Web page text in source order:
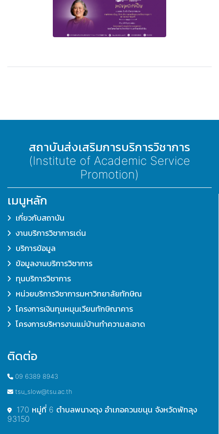
สถาบันส่งเสริมการบริการวิชาการ
(Institute of Academic Service
Promotion)
เมนูหลัก
เกี่ยวกับสถาบัน
งานบริการวิชาการเด่น
บริการข้อมูล
ข้อมูลงานบริการวิชาการ
ทุนบริการวิชาการ
หน่วยบริการวิชาการมหาวิทยาลัยทักษิณ
โครงการเงินทุนหมุนเวียนทักษิณาคาร
โครงการบริหารงานแม่บ้านทำความสะอาด
ติดต่อ
09 6389 8943
tsu_slow@tsu.ac.th
170 หมู่ที่ 6 ตำบลพนางตุง อำเภอควนขนุน จังหวัดพัทลุง
93150